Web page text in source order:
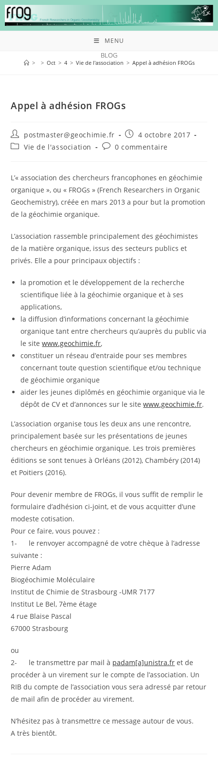
MENU
BLOG
> > Oct > 4 > Vie de l'association > Appel à adhésion FROGs
Appel à adhésion FROGs
postmaster@geochimie.fr
4 octobre 2017
Vie de l'association
0 commentaire
L’« association des chercheurs francophones en géochimie
organique », ou « FROGs » (French Researchers in Organic
Geochemistry), créée en mars 2013 a pour but la promotion
de la géochimie organique.
L’association rassemble principalement des géochimistes
de la matière organique, issus des secteurs publics et
privés. Elle a pour principaux objectifs :
la promotion et le développement de la recherche
scientifique liée à la géochimie organique et à ses
applications,
la diffusion d’informations concernant la géochimie
organique tant entre chercheurs qu’auprès du public via
le sitewww.geochimie.fr,
constituer un réseau d’entraide pour ses membres
concernant toute question scientifique et/ou technique
de géochimie organique
aider les jeunes diplômés en géochimie organique via le
dépôt de CV et d’annonces sur le sitewww.geochimie.fr.
L’association organise tous les deux ans une rencontre,
principalement basée sur les présentations de jeunes
chercheurs en géochimie organique. Les trois premières
éditions se sont tenues à Orléans (2012), Chambéry (2014)
et Poitiers (2016).
Pour devenir membre de FROGs, il vous suffit de remplir le
formulaire d’adhésion ci-joint, et de vous acquitter d’une
modeste cotisation.
Pour ce faire, vous pouvez :
1- le renvoyer accompagné de votre chèque à l’adresse
suivante :
Pierre Adam
Biogéochimie Moléculaire
Institut de Chimie de Strasbourg -UMR 7177
Institut Le Bel, 7ème étage
4 rue Blaise Pascal
67000 Strasbourg
ou
2- le transmettre par mail à padam[a]unistra.fr et de
procéder à un virement sur le compte de l’association. Un
RIB du compte de l’association vous sera adressé par retour
de mail afin de procéder au virement.
N’hésitez pas à transmettre ce message autour de vous.
A très bientôt.